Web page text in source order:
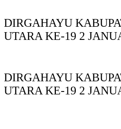
DIRGAHAYU
UTARA KE-19 2
DIRGAHAYU
UTARA KE-19 2